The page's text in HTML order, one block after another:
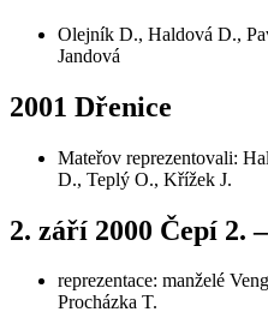
Olejník D., Haldová D.,
Jandová
2001 Dřenice
Mateřov reprezentovali:
D., Teplý O., Křížek J.
2. září 2000 Čepí 2.
reprezentace: manželé
Procházka T.